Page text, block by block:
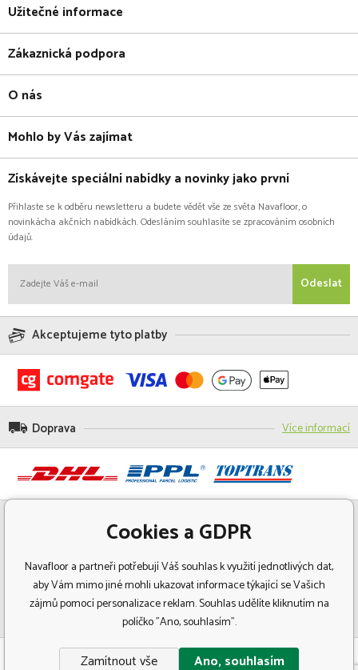
Užitečné informace
Zákaznická podpora
O nás
Mohlo by Vás zajímat
Získávejte speciální nabídky a novinky jako první
Přihlaste se k odběru newsletteru a budete vědět vše ze světa Navafloor, o
novinkácha akčních nabídkách. Odesláním souhlasíte se zpracováním osobních
údajů.
Odeslat
Akceptujeme tyto platby
Doprava Více informací
© Copyright 2018 Navafloor - Specializovaný prodej podlahových krytin.
Cookies a GDPR
Navafloor a partneři potřebují Váš souhlas k využití jednotlivých dat,
aby Vám mimo jiné mohli ukazovat informace týkající se Vašich
zájmů pomocí personalizace reklam. Souhlas udělíte kliknutím na
políčko "Ano, souhlasím".
Zamítnout vše Ano, souhlasím